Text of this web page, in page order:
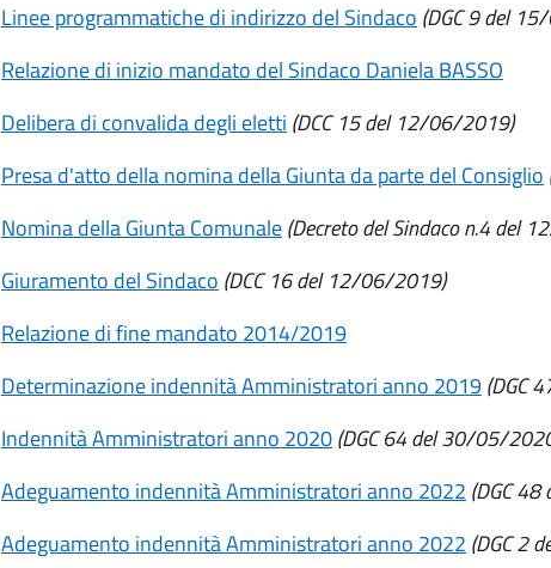
Linee programmatiche di indirizzo del Sindaco (DGC 9 del
Relazione di inizio mandato del Sindaco Daniela BASSO
Delibera di convalida degli eletti (DCC 15 del 12/06/2019)
Presa d'atto della nomina della Giunta da parte del Consiglio
Nomina della Giunta Comunale(Decreto del Sindaco n.4 del
Giuramento del Sindaco (DCC 16 del 12/06/2019)
Relazione di fine mandato 2014/2019
Determinazione indennità Amministratori anno 2019(DGC
Indennità Amministratori anno 2020(DGC 64 del 30/05/
Adeguamento indennità Amministratori anno 2022 (DGC
Adeguamento indennità Amministratori anno 2022 (DGC 2